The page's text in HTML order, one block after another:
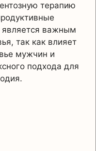
терапию
является важным
так как влияет
мужчин и
подхода для